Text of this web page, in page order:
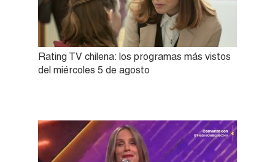
Rating TV chilena: los programas más vistos
del miércoles 5 de agosto